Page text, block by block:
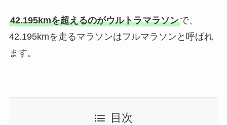
42.195kmを超えるのがウルトラマラソンで、
42.195kmを走るマラソンはフルマラソンと呼ばれ
ます。
目次